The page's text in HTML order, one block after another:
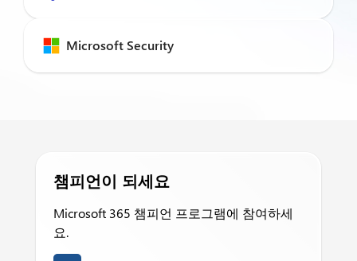
Microsoft Security
챔피언이 되세요
Microsoft 365 챔피언 프로그램에 참여하세
요.